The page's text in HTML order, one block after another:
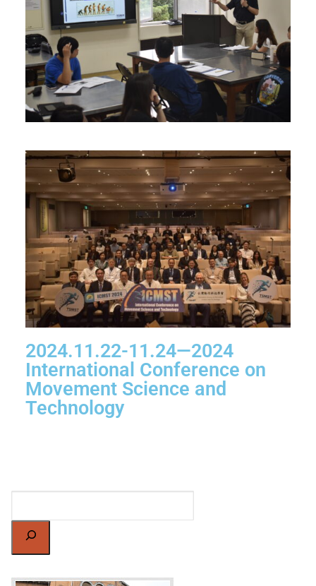
2024.11.22-11.24—2024
International Conference on
Movement Science and
Technology
尋